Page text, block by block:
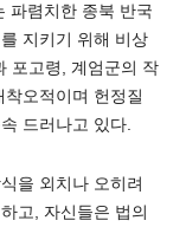
파렴치한 종북 반국
지키기 위해 비상
포고령, 계엄군의 작
오적이며 헌정질
드러나고 있다.
을 외치나 오히려
고, 자신들은 법의